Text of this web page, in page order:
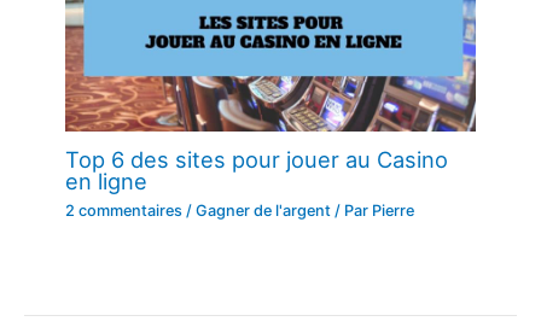
Top 6 des sites pour jouer au Casino
en ligne
2 commentaires /Gagner de l'argent / Par Pierre